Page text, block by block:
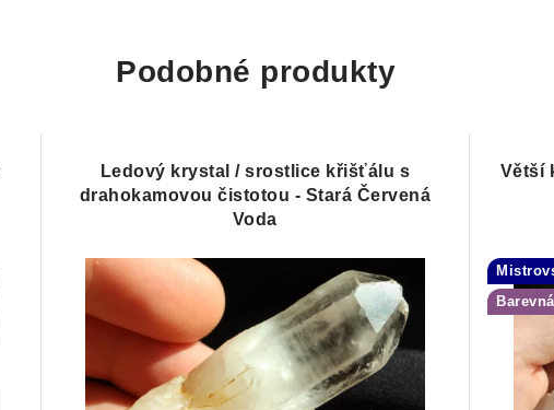
Podobné produkty
Ledový krystal / srostlice křišťálu s
drahokamovou čistotou - Stará Červená
Voda
Větší